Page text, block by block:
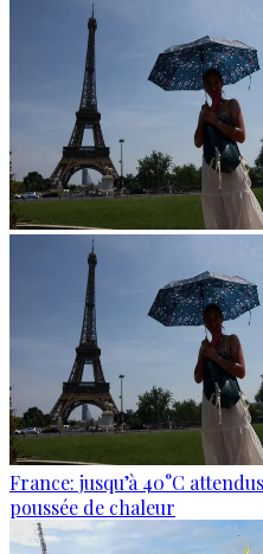
France: jusqu’à 40°C
poussée de chaleur